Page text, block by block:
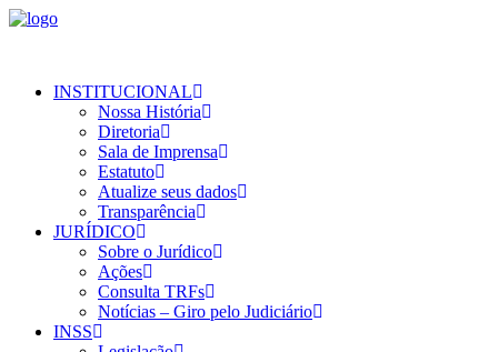
INSTITUCIONAL
Nossa História
Diretoria
Sala de Imprensa
Estatuto
Atualize seus dados
Transparência
JURÍDICO
Sobre o Jurídico
Ações
Consulta TRFs
Notícias – Giro pelo Judiciário
INSS